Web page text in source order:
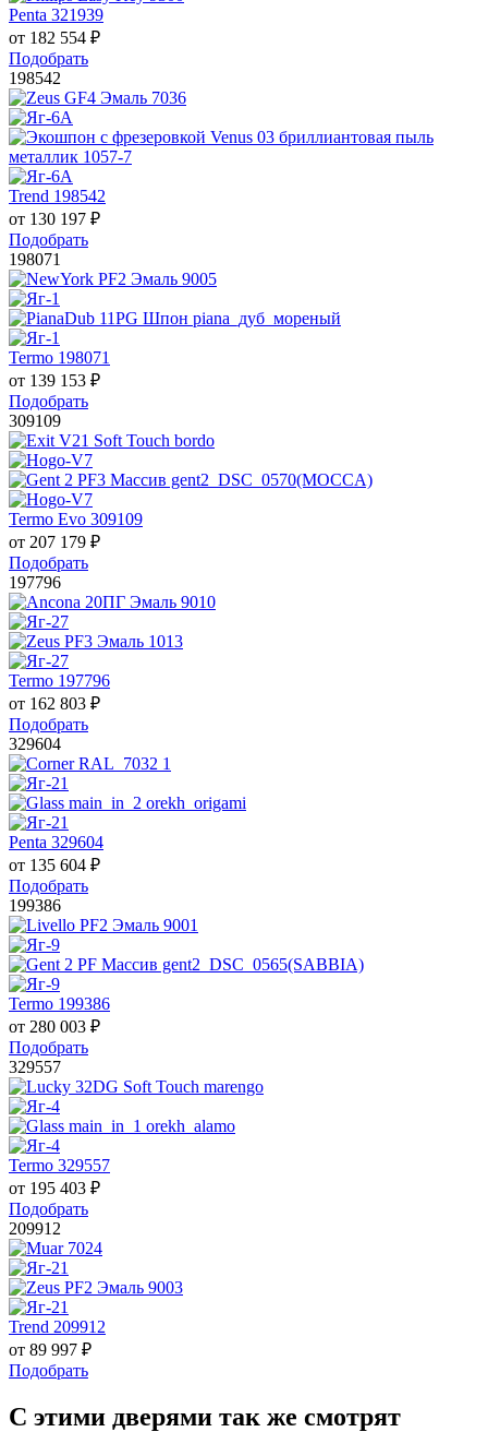
Penta 321939
от 182 554 ₽
Подобрать
198542
Trend 198542
от 130 197 ₽
Подобрать
198071
Termo 198071
от 139 153 ₽
Подобрать
309109
Termo Evo 309109
от 207 179 ₽
Подобрать
197796
Termo 197796
от 162 803 ₽
Подобрать
329604
Penta 329604
от 135 604 ₽
Подобрать
199386
Termo 199386
от 280 003 ₽
Подобрать
329557
Termo 329557
от 195 403 ₽
Подобрать
209912
Trend 209912
от 89 997 ₽
Подобрать
С этими дверями так же смотрят